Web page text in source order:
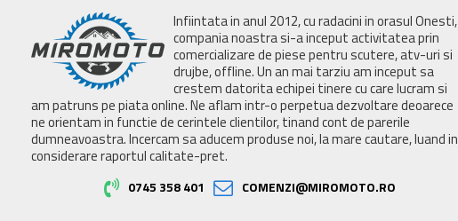
Infiintata in anul 2012, cu radacini in orasul Onesti,
compania noastra si-a inceput activitatea prin
comercializare de piese pentru scutere, atv-uri si
drujbe, offline. Un an mai tarziu am inceput sa
crestem datorita echipei tinere cu care lucram si
am patruns pe piata online. Ne aflam intr-o perpetua dezvoltare deoarece
ne orientam in functie de cerintele clientilor, tinand cont de parerile
dumneavoastra. Incercam sa aducem produse noi, la mare cautare, luand in
considerare raportul calitate-pret.
0745 358 401 COMENZI@MIROMOTO.RO